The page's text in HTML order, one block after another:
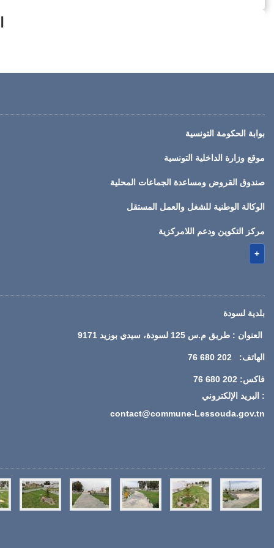
بوابة الحكومة التونسية
موقع وزارة الداخلية التونسية
صندوق القروض ومساعدة الجماعات المحلية
الوكالة الوطنية للشغل والعمل المستقل
مركز التكوين ودعم اللامركزية
+
بلدية لسودة
العنوان : طريق م.س 125 لسودة، سيدي بوزيد 9171
الهاتف: 202 680 76
فاكس: 202 680 76
: البريد الإلكتروني
contact@commune-Lessouda.gov.tn